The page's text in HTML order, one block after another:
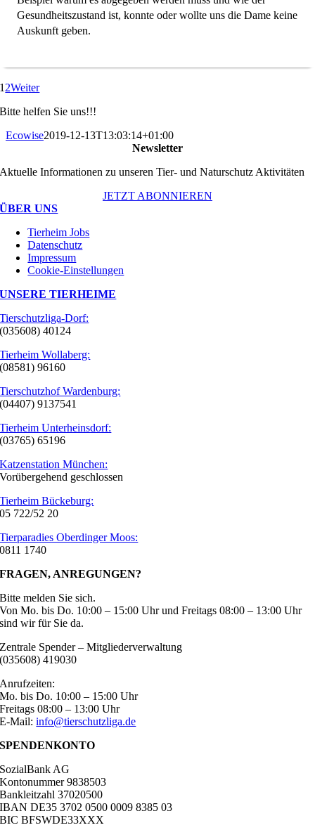
Gesundheitszustand ist, konnte oder wollte uns die Dame keine
Auskunft geben.
12Weiter
Bitte helfen Sie uns!!!
Ecowise2019-12-13T13:03:14+01:00
Newsletter
Aktuelle Informationen zu unseren Tier- und Naturschutz Aktivitäten
JETZT ABONNIEREN
ÜBER UNS
Tierheim Jobs
Datenschutz
Impressum
Cookie-Einstellungen
UNSERE TIERHEIME
Tierschutzliga-Dorf:
(035608) 40124
Tierheim Wollaberg:
(08581) 96160
Tierschutzhof Wardenburg:
(04407) 9137541
Tierheim Unterheinsdorf:
(03765) 65196
Katzenstation München:
Vorübergehend geschlossen
Tierheim Bückeburg:
05 722/52 20
Tierparadies Oberdinger Moos:
0811 1740
FRAGEN, ANREGUNGEN?
Bitte melden Sie sich.
Von Mo. bis Do. 10:00 – 15:00 Uhr und Freitags 08:00 – 13:00 Uhr
sind wir für Sie da.
Zentrale Spender – Mitgliederverwaltung
(035608) 419030
Anrufzeiten:
Mo. bis Do. 10:00 – 15:00 Uhr
Freitags 08:00 – 13:00 Uhr
E-Mail:info@tierschutzliga.de
SPENDENKONTO
SozialBank AG
Kontonummer 9838503
Bankleitzahl 37020500
IBAN DE35 3702 0500 0009 8385 03
BIC BFSWDE33XXX